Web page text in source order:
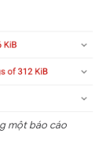
một báo cáo